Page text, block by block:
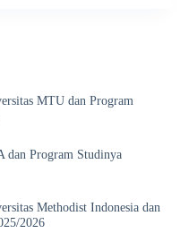
MTU dan Program
dan Program Studinya
Methodist Indonesia dan
2026